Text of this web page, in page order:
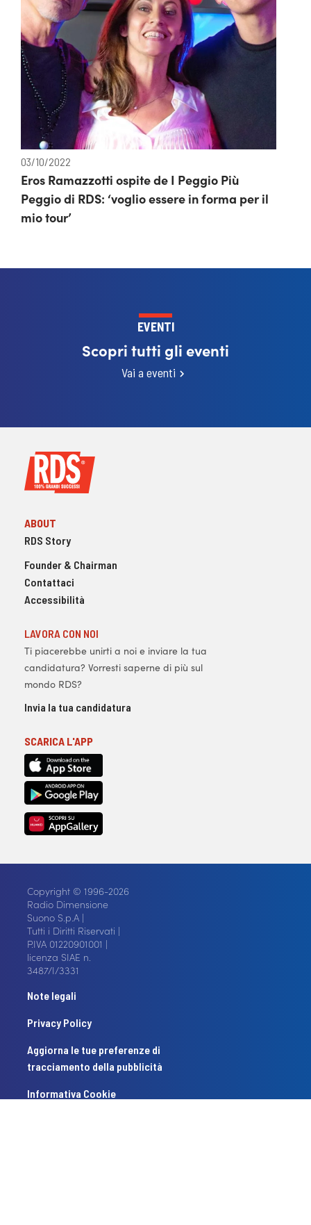
03/10/2022
Eros Ramazzotti ospite de I Peggio Più
Peggio di RDS: ‘voglio essere in forma per il
mio tour’
EVENTI
Scopri tutti gli eventi
Vai a eventi
ABOUT
RDS Story
Founder & Chairman
Contattaci
Accessibilità
LAVORA CON NOI
Ti piacerebbe unirti a noi e inviare la tua
candidatura? Vorresti saperne di più sul
mondo RDS?
Invia la tua candidatura
SCARICA L'APP
Copyright © 1996-2026
Radio Dimensione
Suono S.p.A |
Tutti i Diritti Riservati |
P.IVA 01220901001 |
licenza SIAE n.
3487/I/3331
Note legali
Privacy Policy
Aggiorna le tue preferenze di
tracciamento della pubblicità
Informativa Cookie